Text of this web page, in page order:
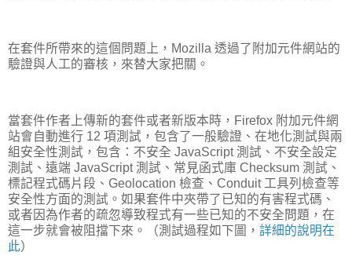
在套件所帶來的這個問題上，Mozilla 透過了附加元件網站的
驗證與人工的審核，來替大家把關。
當套件作者上傳新的套件或者新版本時，Firefox 附加元件網
站會自動進行 12 項測試，包含了一般驗證、在地化測試與兩
組安全性測試，包含：不安全 JavaScript 測試、不安全設定
測試、遠端 JavaScript 測試、常見函式庫 Checksum 測試、
標記程式碼片段、Geolocation 檢查、Conduit 工具列檢查等
安全性方面的測試。如果套件中夾帶了已知的有害程式碼、
或者因為作者的疏忽導致程式有一些已知的不安全問題，在
這一步就會被阻擋下來。（測試過程如下圖， 詳細的說明在
此）